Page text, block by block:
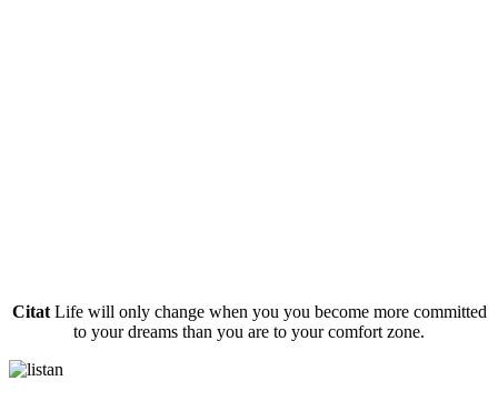
CitatLife will only change when you you become more committed
to your dreams than you are to your comfort zone.